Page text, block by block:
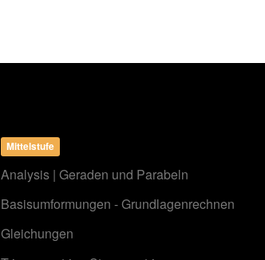
Mittelstufe
Analysis | Geraden und Parabeln
Basisumformungen - Grundlagenrechnen
Gleichungen